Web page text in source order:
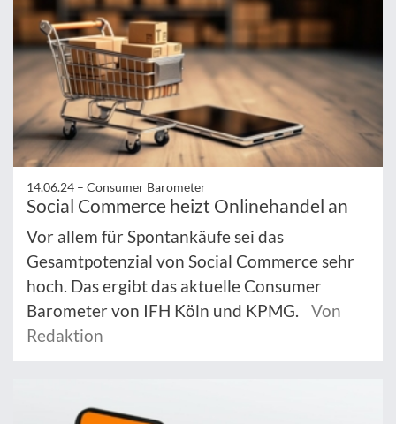
14.06.24 – Consumer Barometer
Social Commerce heizt Onlinehandel an
Vor allem für Spontankäufe sei das
Gesamtpotenzial von Social Commerce sehr
hoch. Das ergibt das aktuelle Consumer
Barometer von IFH Köln und KPMG.
Von
Redaktion